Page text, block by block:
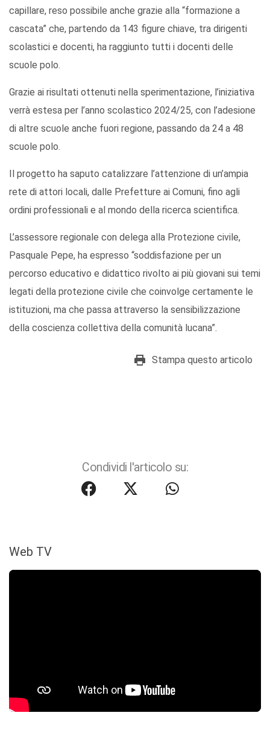
capillare, reso possibile anche grazie alla “formazione a
cascata” che, partendo da 143 figure chiave, tra dirigenti
scolastici e docenti, ha raggiunto tutti i docenti delle
scuole polo.
Grazie ai risultati ottenuti nella sperimentazione, l’iniziativa
verrà estesa per l’anno scolastico 2024/25, con l’adesione
di altre scuole anche fuori regione, passando da 24 a 48
scuole polo.
Il progetto ha saputo catalizzare l’attenzione di un’ampia
rete di attori locali, dalle Prefetture ai Comuni, fino agli
ordini professionali e al mondo della ricerca scientifica.
L’assessore regionale con delega alla Protezione civile,
Pasquale Pepe, ha espresso “soddisfazione per un
percorso educativo e didattico rivolto ai più giovani sui temi
legati della protezione civile che coinvolge certamente le
istituzioni, ma che passa attraverso la sensibilizzazione
della coscienza collettiva della comunità lucana”.
Stampa questo articolo
Condividi l'articolo su:
Web TV